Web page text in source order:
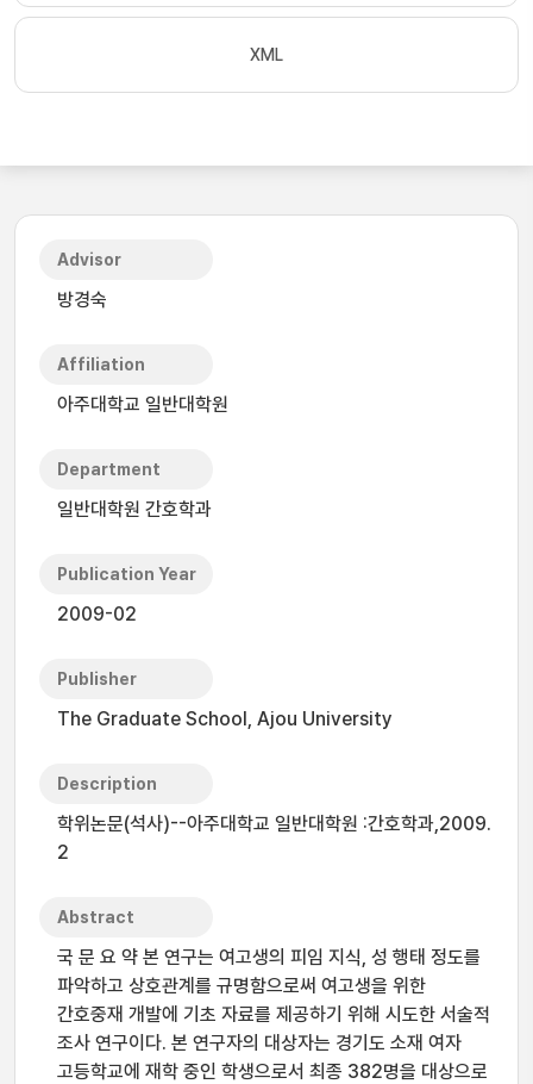
XML
Advisor
방경숙
Affiliation
아주대학교 일반대학원
Department
일반대학원 간호학과
Publication Year
2009-02
Publisher
The Graduate School, Ajou University
Description
학위논문(석사)--아주대학교 일반대학원 :간호학과,2009.
2
Abstract
국 문 요 약 본 연구는 여고생의 피임 지식, 성 행태 정도를
파악하고 상호관계를 규명함으로써 여고생을 위한
간호중재 개발에 기초 자료를 제공하기 위해 시도한 서술적
조사 연구이다. 본 연구자의 대상자는 경기도 소재 여자
고등학교에 재학 중인 학생으로서 최종 382명을 대상으로